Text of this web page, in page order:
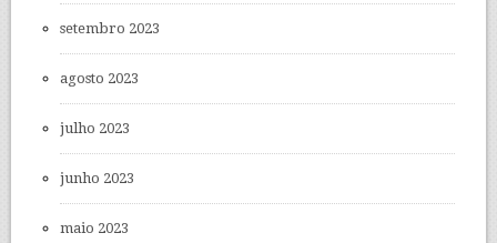
setembro 2023
agosto 2023
julho 2023
junho 2023
maio 2023